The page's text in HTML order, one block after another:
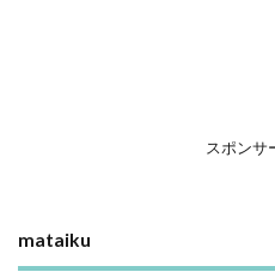
スポンサ
mataiku